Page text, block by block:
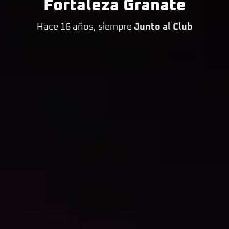
Fortaleza Granate
Hace 16 años, siempre Junto al Club